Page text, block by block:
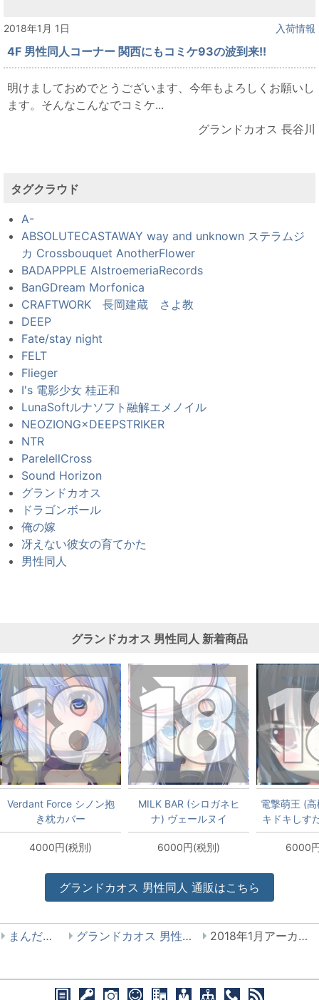
2018年1月 1日 入荷情報
4F 男性同人コーナー 関西にもコミケ93の波到来!!
明けましておめでとうございます、今年もよろしくお願いし
ます。そんなこんなでコミケ...
グランドカオス 長谷川
タグクラウド
A-
ABSOLUTECASTAWAY way and unknown ステラムジ
カ Crossbouquet AnotherFlower
BADAPPPLE AlstroemeriaRecords
BanGDream Morfonica
CRAFTWORK 長岡建蔵 さよ教
DEEP
Fate/stay night
FELT
Flieger
I's 電影少女 桂正和
LunaSoftルナソフト融解エメノイル
NEOZIONG×DEEPSTRIKER
NTR
ParelellCross
Sound Horizon
グランドカオス
ドラゴンボール
俺の嫁
冴えない彼女の育てかた
男性同人
グランドカオス 男性同人 新着商品
Verdant Force シノン抱
き枕カバー
4000円(税別)
MILK BAR (シロガネヒ
ナ) ヴェールヌイ
(C87ver)抱き枕カバー
6000円(税別)
電撃萌王 (
キドキしす
抱き枕カバ
6000
グランドカオス 男性同人 通販はこちら
まんだらけ グランドカオス 男性同人 2018年1月アーカイブ